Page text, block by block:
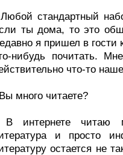
стандартный
ты дома, то это
я пришел в гости
нибудь почитать.
что-то
много читаете?
интернете читаю
и просто
остается не